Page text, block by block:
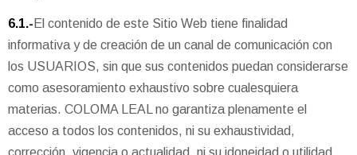
6.1.- El contenido de este Sitio Web tiene finalidad
informativa y de creación de un canal de comunicación con
los USUARIOS, sin que sus contenidos puedan considerarse
como asesoramiento exhaustivo sobre cualesquiera
materias. COLOMA LEAL no garantiza plenamente el
acceso a todos los contenidos, ni su exhaustividad,